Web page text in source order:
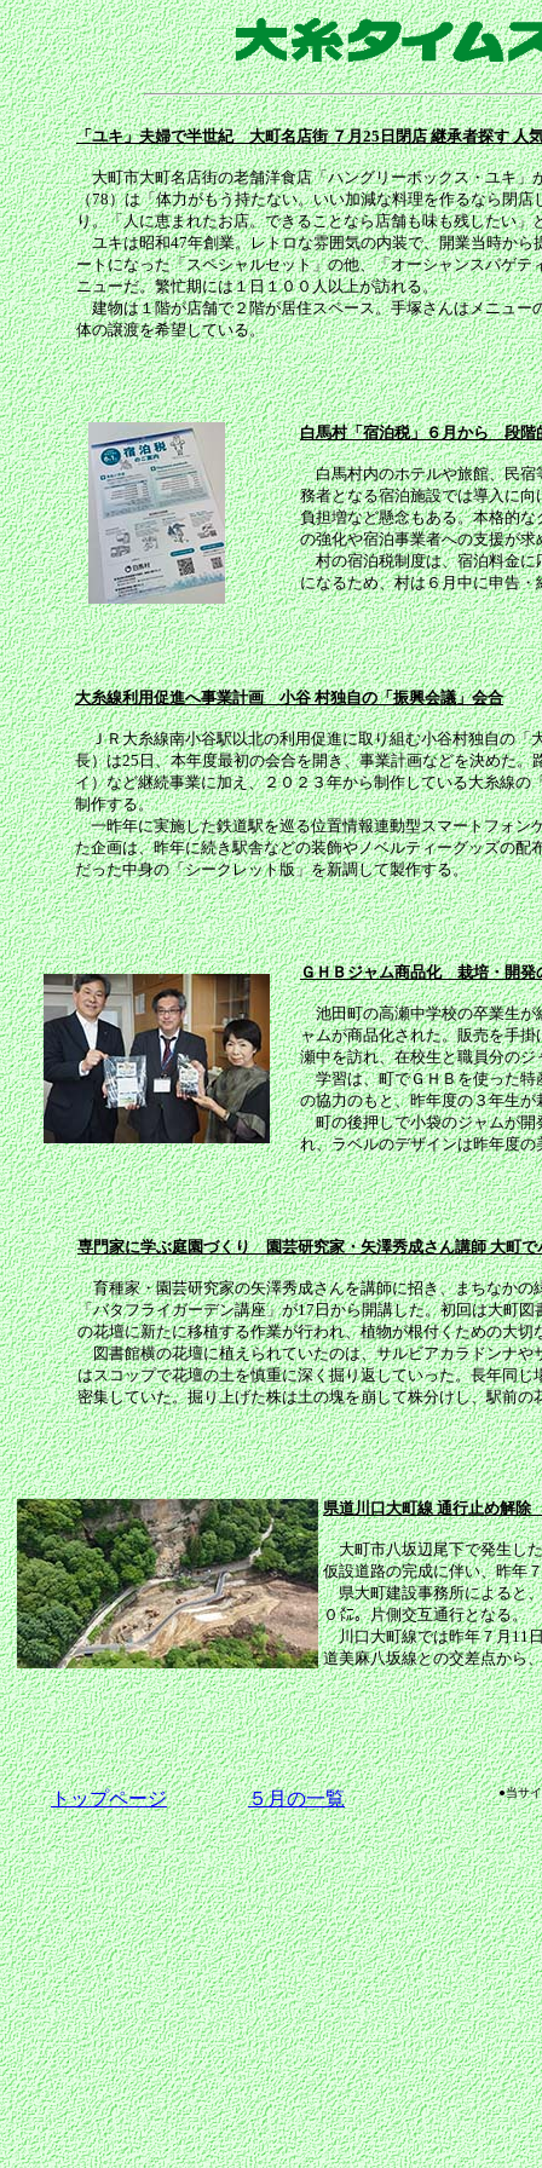
「ユキ」夫婦で半世紀 大町名店街 ７月25日閉店 継承者探す 人
大町市大町名店街の老舗洋食店「ハングリーボックス・ユキ」
（78）は「体力がもう持たない。いい加減な料理を作るなら閉
り。「人に恵まれたお店。できることなら店舗も味も残したい」
ユキは昭和47年創業。レトロな雰囲気の内装で、開業当時から
ートになった「スペシャルセット」の他、「オーシャンスパゲ
ニューだ。繁忙期には１日１００人以上が訪れる。
建物は１階が店舗で２階が居住スペース。手塚さんはメニュー
体の譲渡を希望している。
白馬村「宿泊税」６月から 段階
白馬村内のホテルや旅館、民宿
務者となる宿泊施設では導入に
負担増など懸念もある。本格的
の強化や宿泊事業者への支援が求
村の宿泊税制度は、宿泊料金に
になるため、村は６月中に申告
大糸線利用促進へ事業計画 小谷 村独自の「振興会議」会合
ＪＲ大糸線南小谷駅以北の利用促進に取り組む小谷村独自の「
長）は25日、本年度最初の会合を開き、事業計画などを決めた
イ）など継続事業に加え、２０２３年から制作している大糸線
制作する。
一昨年に実施した鉄道駅を巡る位置情報連動型スマートフォン
た企画は、昨年に続き駅舎などの装飾やノベルティーグッズの
だった中身の「シークレット版」を新調して製作する。
ＧＨＢジャム商品化 栽培・開発
池田町の高瀬中学校の卒業生が
ャムが商品化された。販売を手
瀬中を訪れ、在校生と職員分の
学習は、町でＧＨＢを使った特
の協力のもと、昨年度の３年生が
町の後押しで小袋のジャムが開
れ、ラベルのデザインは昨年度
専門家に学ぶ庭園づくり 園芸研究家・矢澤秀成さん講師 大町で
育種家・園芸研究家の矢澤秀成さんを講師に招き、まちなかの
「バタフライガーデン講座」が17日から開講した。初回は大町
の花壇に新たに移植する作業が行われ、植物が根付くための大切
図書館横の花壇に植えられていたのは、サルビアカラドンナや
はスコップで花壇の土を慎重に深く掘り返していった。長年同
密集していた。掘り上げた株は土の塊を崩して株分けし、駅前の
県道川口大町線 通行止め解
大町市八坂辺尾下で発生した
仮設道路の完成に伴い、昨年
県大町建設事務所によると、
０㍍。片側交互通行となる。
川口大町線では昨年７月11日
道美麻八坂線との交差点から
トップページ ５月の一覧 ●当サ